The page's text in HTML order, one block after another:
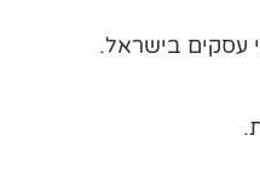
עסקים בישראל.